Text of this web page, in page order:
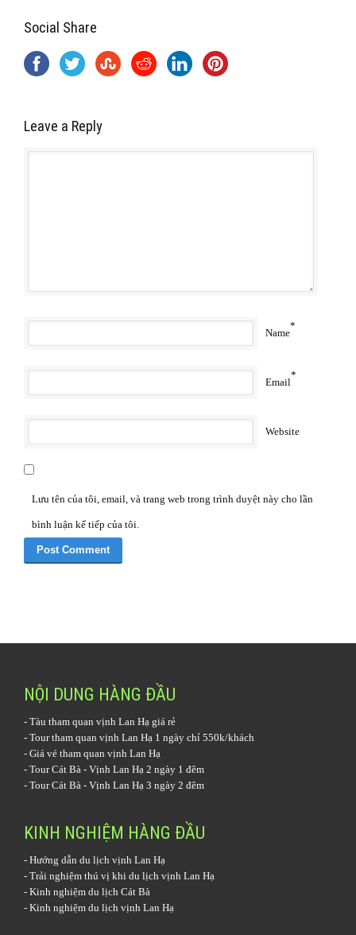
Social Share
Leave a Reply
Name
*
Email
*
Website
Lưu tên của tôi, email, và trang web trong trình duyệt này cho lần
bình luận kế tiếp của tôi.
NỘI DUNG HÀNG ĐẦU
- Tàu tham quan vịnh Lan Hạ giá rẻ
- Tour tham quan vịnh Lan Hạ 1 ngày chỉ 550k/khách
- Giá vé tham quan vịnh Lan Hạ
- Tour Cát Bà - Vịnh Lan Hạ 2 ngày 1 đêm
- Tour Cát Bà - Vịnh Lan Hạ 3 ngày 2 đêm
KINH NGHIỆM HÀNG ĐẦU
- Hướng dẫn du lịch vịnh Lan Hạ
- Trải nghiệm thú vị khi du lịch vịnh Lan Hạ
- Kinh nghiệm du lịch Cát Bà
- Kinh nghiệm du lịch vịnh Lan Hạ